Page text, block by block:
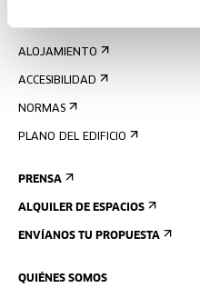
ALOJAMIENTO
ACCESIBILIDAD
NORMAS
PLANO DEL EDIFICIO
PRENSA
ALQUILER DE ESPACIOS
ENVÍANOS TU PROPUESTA
QUIÉNES SOMOS